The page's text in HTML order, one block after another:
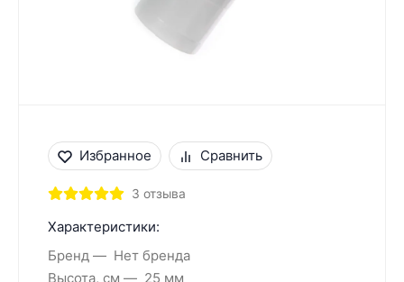
Избранное Сравнить
3 отзыва
Характеристики:
Бренд
Нет бренда
Высота, см
25 мм